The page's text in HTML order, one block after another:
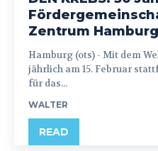
Zentrum
Hamburg (ots) - Mit dem Weltkinderkrebstag, der
jährlich am 15. Februar
für das...
WALTER
READ